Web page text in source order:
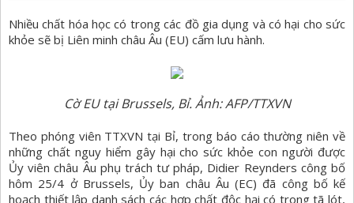
Nhiều chất hóa học có trong các đồ gia dụng và có hại cho sức
khỏe sẽ bị Liên minh châu Âu (EU) cấm lưu hành.
Cờ EU tại Brussels, Bỉ. Ảnh: AFP/TTXVN
Theo phóng viên TTXVN tại Bỉ, trong báo cáo thường niên về
những chất nguy hiểm gây hại cho sức khỏe con người được
Ủy viên châu Âu phụ trách tư pháp, Didier Reynders công bố
hôm 25/4 ở Brussels, Ủy ban châu Âu (EC) đã công bố kế
hoạch thiết lập danh sách các hợp chất độc hại có trong tã lót,